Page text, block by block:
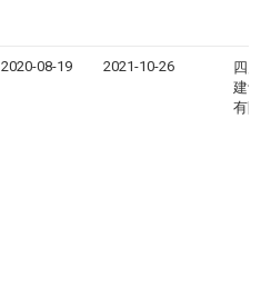
2020-08-19 2021-10-26
四川
建设
有限